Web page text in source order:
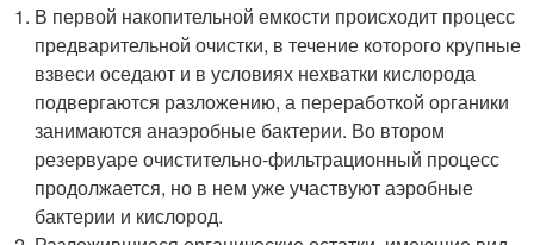
В первой накопительной емкости происходит процесс
предварительной очистки, в течение которого крупные
взвеси оседают и в условиях нехватки кислорода
подвергаются разложению, а переработкой органики
занимаются анаэробные бактерии. Во втором
резервуаре очистительно-фильтрационный процесс
продолжается, но в нем уже участвуют аэробные
бактерии и кислород.